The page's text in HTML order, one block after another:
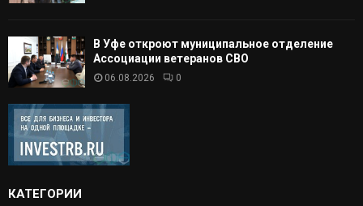
В Уфе откроют муниципальное отделение
Ассоциации ветеранов СВО
06.08.2026 0
КАТЕГОРИИ